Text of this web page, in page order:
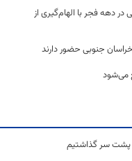
دهه فجر با الهام‌گیری از
جنوبی حضور دارند
پشت سر گذاشتیم